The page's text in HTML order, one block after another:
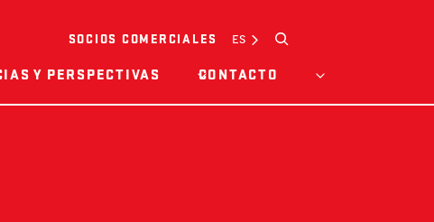
SOCIOS COMERCIALES ESBuscar
Y PERSPECTIVAS CONTACTO